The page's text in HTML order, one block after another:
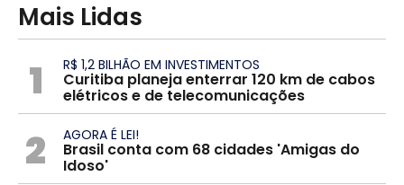
Mais Lidas
1 R$ 1,2 BILHÃO EM INVESTIMENTOS
Curitiba planeja enterrar 120 km de cabos
elétricos e de telecomunicações
2 AGORA É LEI!
Brasil conta com 68 cidades 'Amigas do
Idoso'